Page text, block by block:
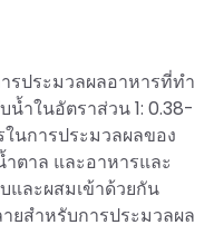
รประมวลผลอาหารที่ทำ
ำในอัตราส่วน 1: 0.38-
นการประมวลผลของ
ตาล และอาหารและ
และผสมเข้าด้วยกัน
ยสำหรับการประมวลผล